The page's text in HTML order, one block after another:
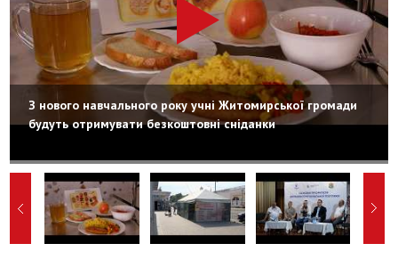
З нового навчального року учні Житомирської громади
будуть отримувати безкоштовні сніданки